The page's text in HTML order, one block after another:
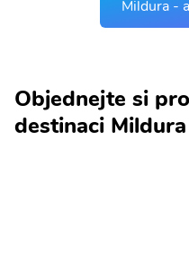
Mildura -
Objednejte si
destinaci